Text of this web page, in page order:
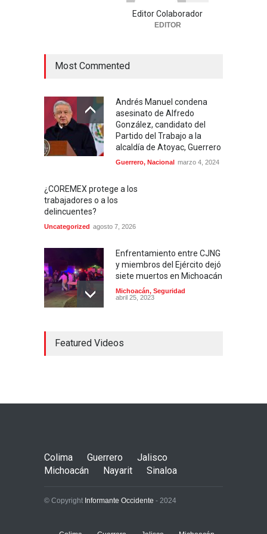
Editor Colaborador
EDITOR
Most Commented
Andrés Manuel condena
asesinato de Alfredo
González, candidato del
Partido del Trabajo a la
alcaldía de Atoyac, Guerrero
Guerrero, Nacional marzo 4, 2024
¿COREMEX protege a los
trabajadores o a los
delincuentes?
Uncategorized agosto 7, 2026
Enfrentamiento entre CJNG
y miembros del Ejército dejó
siete muertos en Michoacán
Michoacán, Seguridad
abril 25, 2023
contra mujeres
Nayarit , Seguridad
Featured Videos
Colima Guerrero
Jalisco
Michoacán
Nayarit Sinaloa
© Copyright Informante Occidente - 2024